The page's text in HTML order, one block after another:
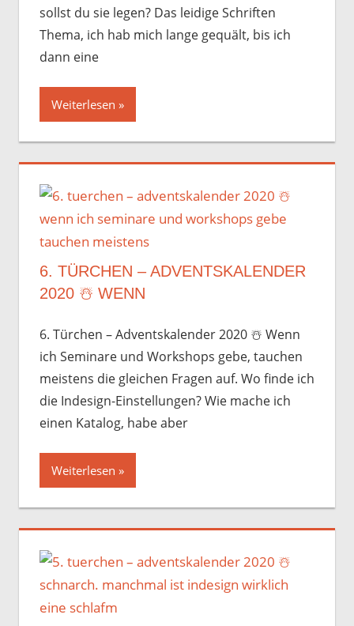
sollst du sie legen? Das leidige Schriften
Thema, ich hab mich lange gequält, bis ich
dann eine
Weiterlesen
6. TÜRCHEN – ADVENTSKALENDER
2020 ☃️️ WENN
6. Türchen – Adventskalender 2020 ☃️️ Wenn
ich Seminare und Workshops gebe, tauchen
meistens die gleichen Fragen auf. Wo finde ich
die Indesign-Einstellungen? Wie mache ich
einen Katalog, habe aber
Weiterlesen